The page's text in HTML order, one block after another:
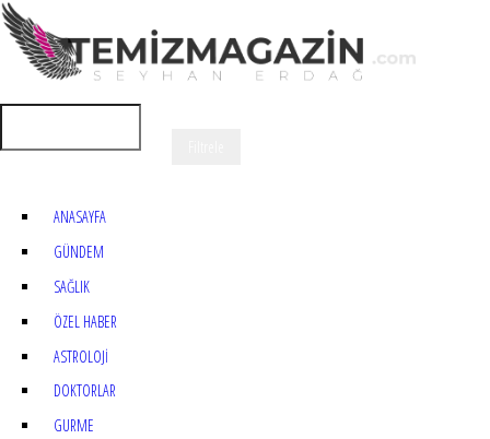
ANASAYFA
GÜNDEM
SAĞLIK
ÖZEL HABER
ASTROLOJİ
DOKTORLAR
GURME